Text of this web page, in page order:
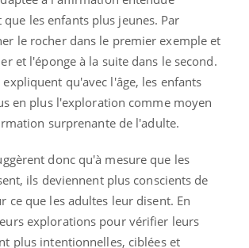
les enfants plus jeunes. Par
le rocher dans le premier exemple et
et l'éponge à la suite dans le second.
expliquent qu'avec l'âge, les enfants
en plus l'exploration comme moyen
surprenante de l'adulte.
donc qu'à mesure que les
ils deviennent plus conscients de
ce que les adultes leur disent. En
explorations pour vérifier leurs
plus intentionnelles, ciblées et